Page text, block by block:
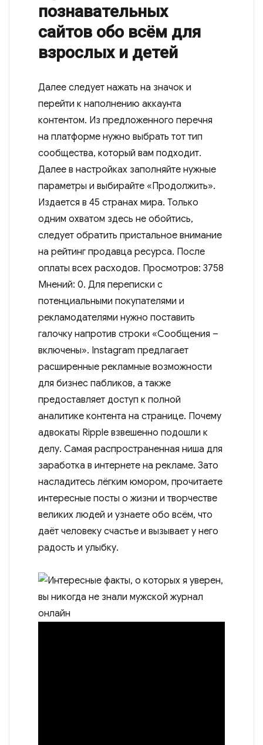
познавательных
сайтов обо всём для
взрослых и детей
Далее следует нажать на значок и
перейти к наполнению аккаунта
контентом. Из предложенного перечня
на платформе нужно выбрать тот тип
сообщества, который вам подходит.
Далее в настройках заполняйте нужные
параметры и выбирайте «Продолжить».
Издается в 45 странах мира. Только
одним охватом здесь не обойтись,
следует обратить пристальное внимание
на рейтинг продавца ресурса. После
оплаты всех расходов. Просмотров: 3758
Мнений: 0. Для переписки с
потенциальными покупателями и
рекламодателями нужно поставить
галочку напротив строки «Сообщения –
включены». Instagram предлагает
расширенные рекламные возможности
для бизнес пабликов, а также
предоставляет доступ к полной
аналитике контента на странице. Почему
адвокаты Ripple взвешенно подошли к
делу. Самая распространенная ниша для
заработка в интернете на рекламе. Зато
насладитесь лёгким юмором, прочитаете
интересные посты о жизни и творчестве
великих людей и узнаете обо всём, что
даёт человеку счастье и вызывает у него
радость и улыбку.